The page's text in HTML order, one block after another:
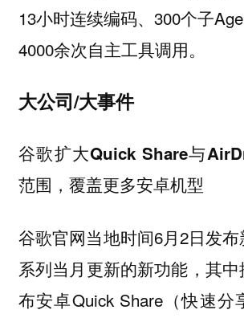
13小时连续编码、300个子
4000余次自主工具调用。
大公司/大事件
谷歌扩大Quick Share与
范围，覆盖更多安卓机型
谷歌官网当地时间6月2日发
系列当月更新的新功能，其
布安卓Quick Share（快速分